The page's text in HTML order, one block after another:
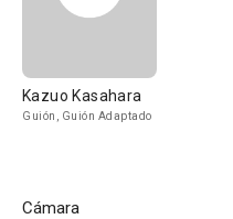
Kazuo Kasahara
Guión, Guión Adaptado
Cámara